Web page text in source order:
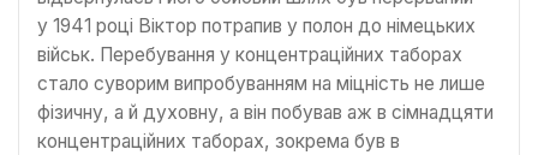
у 1941 році Віктор потрапив у полон до німецьких
військ. Перебування у концентраційних таборах
стало суворим випробуванням на міцність не лише
фізичну, а й духовну, а він побував аж в сімнадцяти
концентраційних таборах, зокрема був в